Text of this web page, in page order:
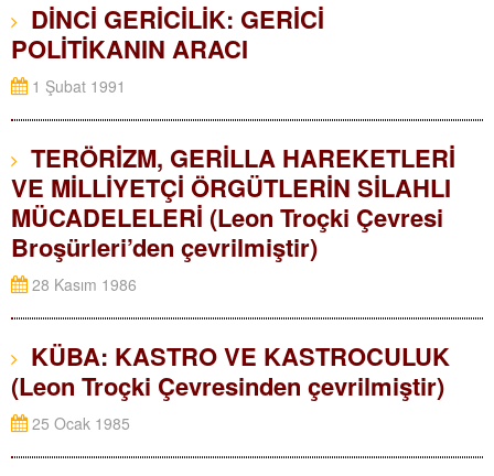
DİNCİ GERİCİLİK: GERİCİ
POLİTİKANIN ARACI
1 Şubat 1991
TERÖRİZM, GERİLLA HAREKETLERİ
VE MİLLİYETÇİ ÖRGÜTLERİN SİLAHLI
MÜCADELELERİ (Leon Troçki Çevresi
Broşürleri’den çevrilmiştir)
28 Kasım 1986
KÜBA: KASTRO VE KASTROCULUK
(Leon Troçki Çevresinden çevrilmiştir)
25 Ocak 1985